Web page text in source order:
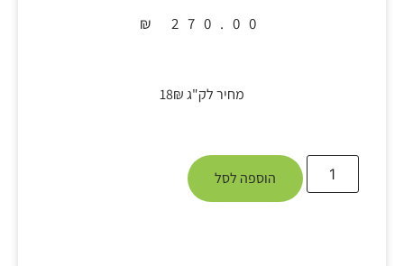
₪ 270.00
מחיר לק"ג 18₪
הוספה לסל